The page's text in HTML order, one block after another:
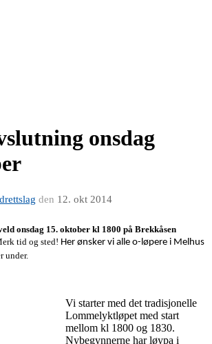
onsdag
den 12. okt 2014
onsdag 15. oktober kl 1800 på Brekkåsen
tid og sted! Her ønsker vi alle o-løpere i Melhus
under.
Vi starter med det tradisjonelle
Lommelyktløpet med start
mellom kl 1800 og 1830.
Nybegynnerne har løypa i